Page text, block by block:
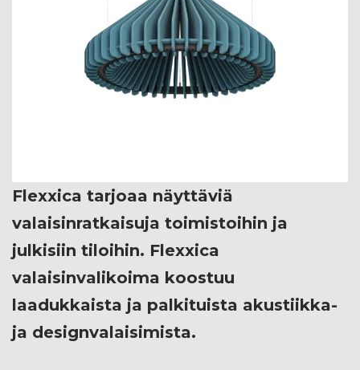
Flexxica tarjoaa näyttäviä
valaisinratkaisuja toimistoihin ja
julkisiin tiloihin. Flexxica
valaisinvalikoima koostuu
laadukkaista ja palkituista akustiikka-
ja designvalaisimista.